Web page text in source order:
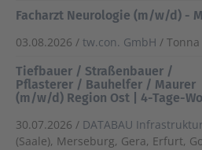
Facharzt Neurologie (m/w/d) -
03.08.2026 / tw.con. GmbH / Tonna
Tiefbauer / Straßenbauer /
Pflasterer / Bauhelfer / Maurer
(m/w/d) Region Ost | 4-Tage-
30.07.2026 / DATABAU
(Saale), Merseburg, Gera, Erfurt,